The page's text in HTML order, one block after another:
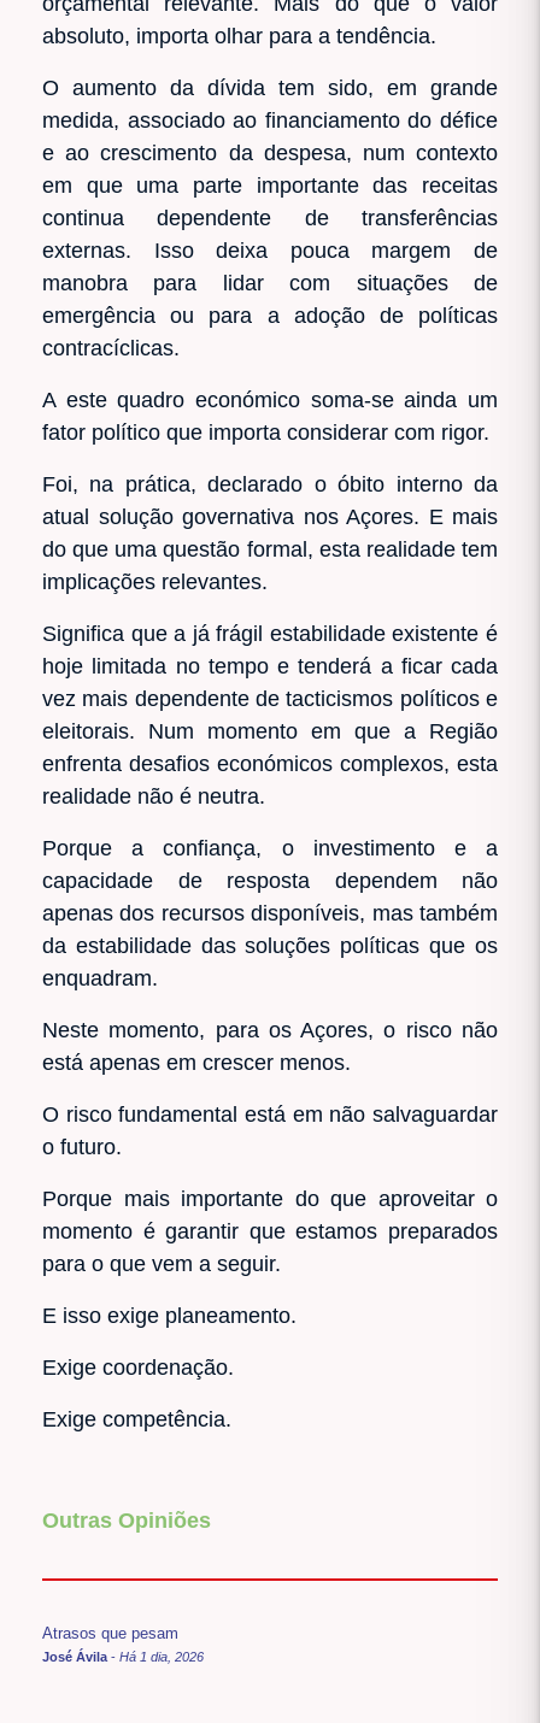
absoluto, importa olhar para a tendência.
O aumento da dívida tem sido, em grande
medida, associado ao financiamento do défice
e ao crescimento da despesa, num contexto
em que uma parte importante das receitas
continua dependente de transferências
externas. Isso deixa pouca margem de
manobra para lidar com situações de
emergência ou para a adoção de políticas
contracíclicas.
A este quadro económico soma-se ainda um
fator político que importa considerar com rigor.
Foi, na prática, declarado o óbito interno da
atual solução governativa nos Açores. E mais
do que uma questão formal, esta realidade tem
implicações relevantes.
Significa que a já frágil estabilidade existente é
hoje limitada no tempo e tenderá a ficar cada
vez mais dependente de tacticismos políticos e
eleitorais. Num momento em que a Região
enfrenta desafios económicos complexos, esta
realidade não é neutra.
Porque a confiança, o investimento e a
capacidade de resposta dependem não
apenas dos recursos disponíveis, mas também
da estabilidade das soluções políticas que os
enquadram.
Neste momento, para os Açores, o risco não
está apenas em crescer menos.
O risco fundamental está em não salvaguardar
o futuro.
Porque mais importante do que aproveitar o
momento é garantir que estamos preparados
para o que vem a seguir.
E isso exige planeamento.
Exige coordenação.
Exige competência.
Outras Opiniões
Atrasos que pesam
José Ávila - Há 1 dia, 2026